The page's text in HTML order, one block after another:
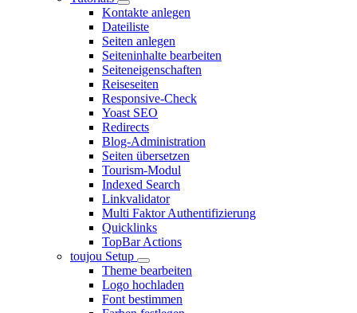
Kontakte anlegen
Dateiliste
Seiten anlegen
Seiteninhalte bearbeiten
Seiteneigenschaften
Reiseseiten
Responsive-Check
Yoast SEO
Redirects
Blog-Administration
Seiten übersetzen
Tourism-Modul
Indexed Search
Linkvalidator
Multi Faktor Authentifizierung
Quicklinks
TopBar Actions
toujou Setup
Theme bearbeiten
Logo hochladen
Font bestimmen